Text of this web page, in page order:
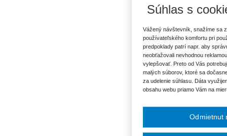
Súhlas s
Vážený návštevník, snažíme sa
používateľského komfortu pri
predpoklady patrí napr. aby
neobťažovali nevhodnou
vylepšovať. Preto od Vás
malých súborov, ktoré sa
za udelenie súhlasu. Dáta
obsahu webu priamo Vám na
Odmietnut